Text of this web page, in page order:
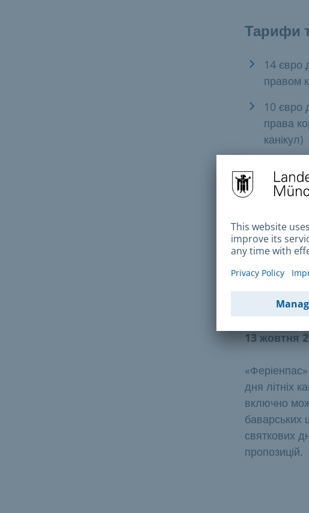
Тарифи
14 євро
правом
10 євро
права
канікул)
Детальнішу
центрах.
центр.
Термін дії
Продаж
13 жовтня
дня літніх
включно
баварських
святкових
пропозицій.